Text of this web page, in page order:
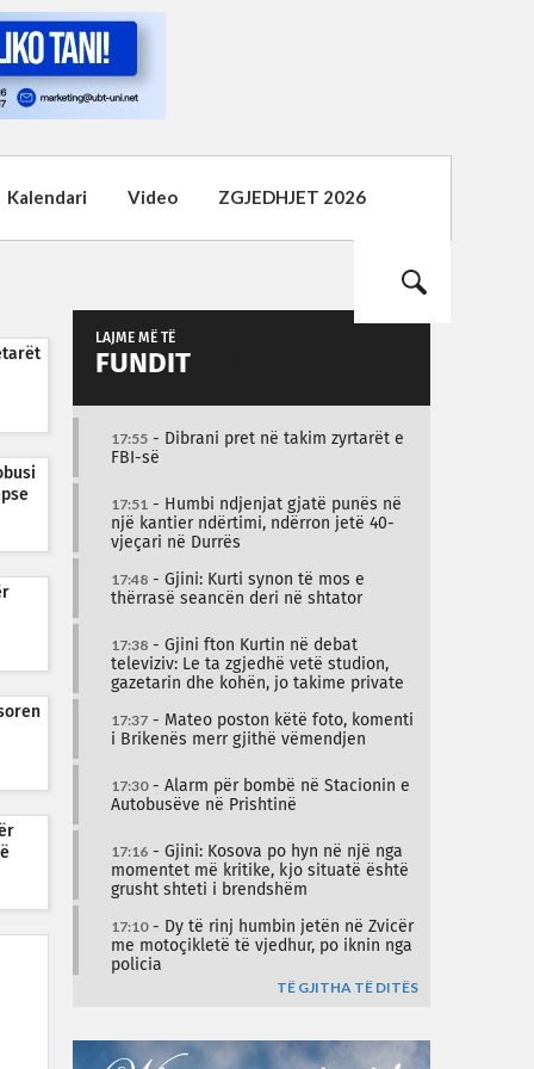
Kalendari Video ZGJEDHJET 2026
LAJME MË TË
FUNDIT
17:55 - Dibrani pret në takim zyrtarët e
FBI-së
17:51 - Humbi ndjenjat gjatë punës në
një kantier ndërtimi, ndërron jetë 40-
vjeçari në Durrës
17:48 - Gjini: Kurti synon të mos e
thërrasë seancën deri në shtator
17:38 - Gjini fton Kurtin në debat
televiziv: Le ta zgjedhë vetë studion,
gazetarin dhe kohën, jo takime private
17:37 - Mateo poston këtë foto, komenti
i Brikenës merr gjithë vëmendjen
17:30- Alarm për bombë në Stacionin e
Autobusëve në Prishtinë
17:16 - Gjini: Kosova po hyn në një nga
momentet më kritike, kjo situatë është
grusht shteti i brendshëm
17:10- Dy të rinj humbin jetën në Zvicër
me motoçikletë të vjedhur, po iknin nga
policia
TË GJITHA TË DITËS